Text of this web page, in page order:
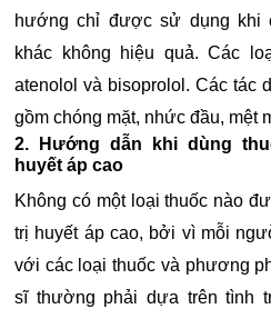
hướng chỉ được sử dụng khi
khác không hiệu quả. Các
atenolol và bisoprolol. Các tác
gồm chóng mặt, nhức đầu, mệt
2. Hướng dẫn khi dùng
huyết áp cao
Không có một loại thuốc nào
trị huyết áp cao, bởi vì mỗi
với các loại thuốc và phương
sĩ thường phải dựa trên tình